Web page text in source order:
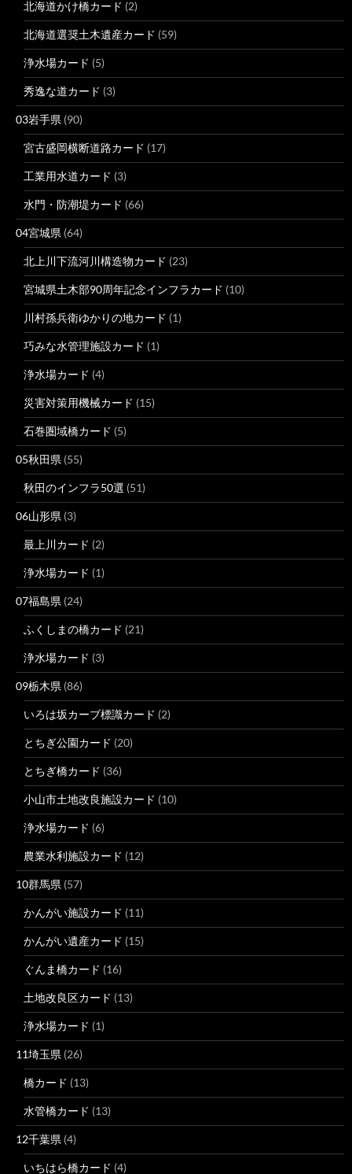
北海道かけ橋カード (2)
北海道選奨土木遺産カード (59)
浄水場カード (5)
秀逸な道カード (3)
03岩手県 (90)
宮古盛岡横断道路カード (17)
工業用水道カード (3)
水門・防潮堤カード (66)
04宮城県 (64)
北上川下流河川構造物カード (23)
宮城県土木部90周年記念インフラカード (10)
川村孫兵衛ゆかりの地カード (1)
巧みな水管理施設カード (1)
浄水場カード (4)
災害対策用機械カード (15)
石巻圏域橋カード (5)
05秋田県 (55)
秋田のインフラ50選 (51)
06山形県 (3)
最上川カード (2)
浄水場カード (1)
07福島県 (24)
ふくしまの橋カード (21)
浄水場カード (3)
09栃木県 (86)
いろは坂カーブ標識カード (2)
とちぎ公園カード (20)
とちぎ橋カード (36)
小山市土地改良施設カード (10)
浄水場カード (6)
農業水利施設カード (12)
10群馬県 (57)
かんがい施設カード (11)
かんがい遺産カード (15)
ぐんま橋カード (16)
土地改良区カード (13)
浄水場カード (1)
11埼玉県 (26)
橋カード (13)
水管橋カード (13)
12千葉県 (4)
いちはら橋カード (4)